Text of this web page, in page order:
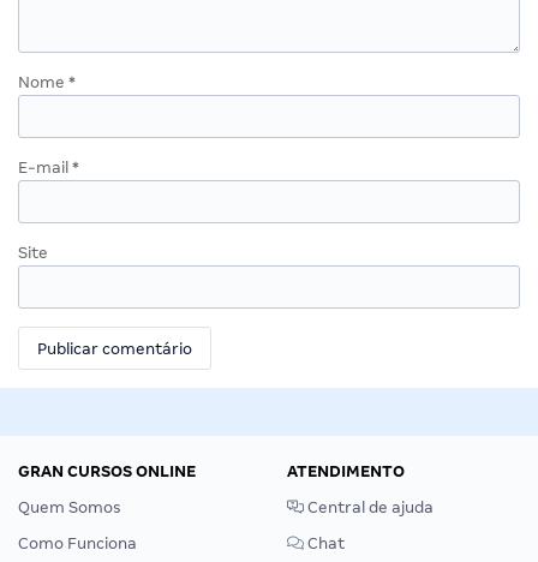
Nome *
E-mail *
Site
GRAN CURSOS ONLINE
Quem Somos
Como Funciona
ATENDIMENTO
Central de ajuda
Chat